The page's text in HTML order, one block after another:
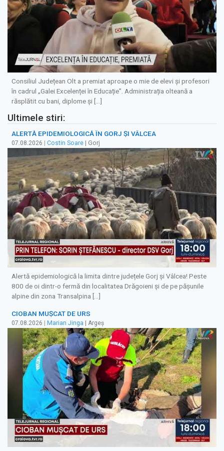
Consiliul Județean Olt a premiat aproape o mie de elevi și profesori
în cadrul „Galei Excelenței în Educație”. Administrația olteană a
răsplătit cu bani, diplome și […]
Ultimele stiri:
ALERTĂ EPIDEMIOLOGICĂ ÎN GORJ ȘI VÂLCEA
07.08.2026 Costin Soare | Gorj
Alertă epidemiologică la limita dintre județele Gorj și Vâlcea! Peste
800 de oi dintr-o fermă din localitatea Drăgoieni și de pe pășunile
alpine din zona Transalpina […]
CIOBAN MUȘCAT DE URS
07.08.2026 | Marian Jinga | Argeș